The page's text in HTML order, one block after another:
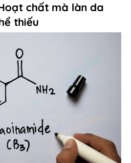
chất mà làn da
thiếu